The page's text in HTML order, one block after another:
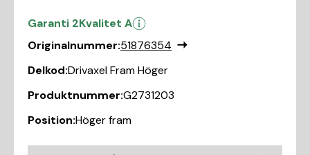
Garanti 2Kvalitet A
Originalnummer:51876354
Delkod:Drivaxel Fram Höger
Produktnummer:G2731203
Position:Höger fram